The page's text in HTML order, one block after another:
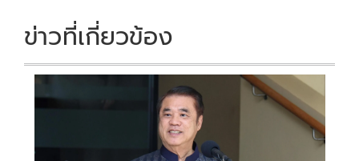
k k
ข่าวที่เกี่ยวข้อง